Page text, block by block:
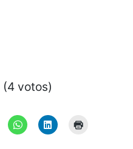
votos)